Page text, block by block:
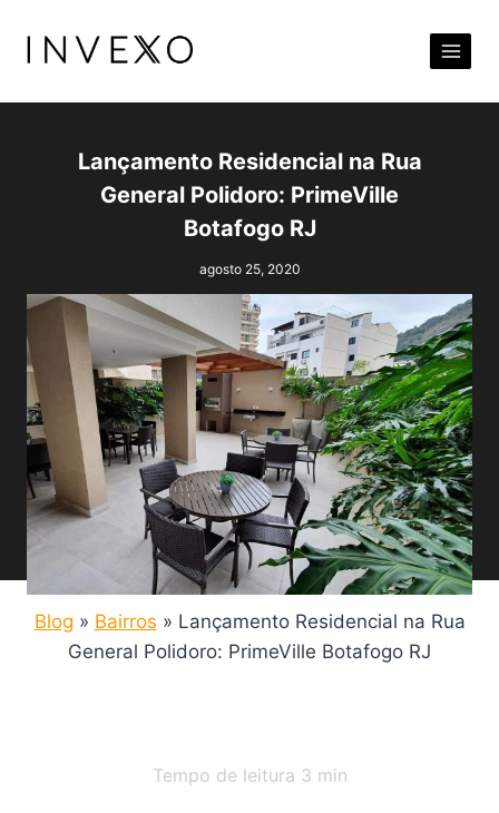
para
Conteúdo
Lançamento Residencial na Rua
General Polidoro: PrimeVille
Botafogo RJ
agosto 25, 2020
Blog » Bairros » Lançamento Residencial na Rua
General Polidoro: PrimeVille Botafogo RJ
Tempo de leitura 3 min